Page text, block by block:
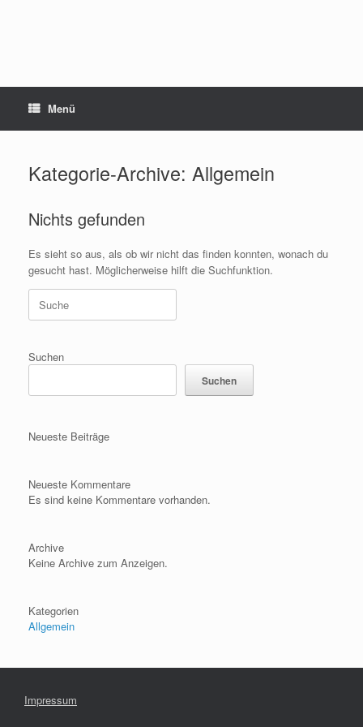
Menü
Kategorie-Archive: Allgemein
Nichts gefunden
Es sieht so aus, als ob wir nicht das finden konnten, wonach du
gesucht hast. Möglicherweise hilft die Suchfunktion.
Suche
nach:
Suchen
Suchen
Neueste Beiträge
Neueste Kommentare
Es sind keine Kommentare vorhanden.
Archive
Keine Archive zum Anzeigen.
Kategorien
Allgemein
Impressum